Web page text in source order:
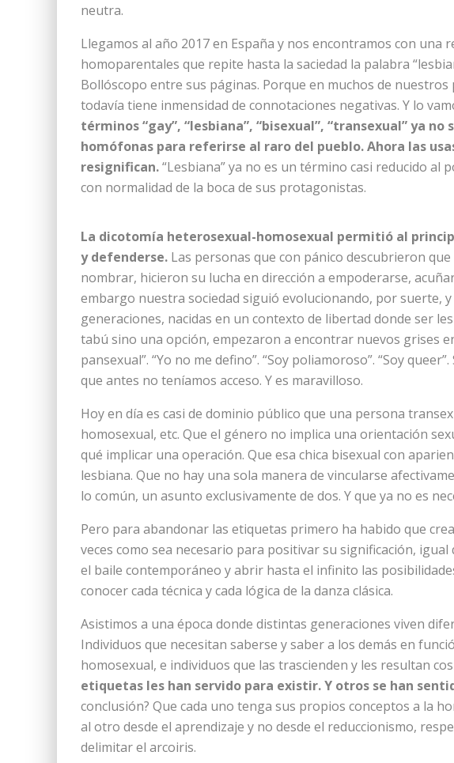
neutra.
Llegamos al año 2017 en España y nos encontramos con una
homoparentales que repite hasta la saciedad la palabra
Bollóscopo entre sus páginas. Porque en muchos de nuestros
todavía tiene inmensidad de connotaciones negativas. Y lo
términos “gay”, “lesbiana”, “bisexual”, “transexual” ya
homófonas para referirse al raro del pueblo. Ahora las
resignifican.“Lesbiana” ya no es un término casi reducido al
con normalidad de la boca de sus protagonistas.
La dicotomía heterosexual-homosexual permitió al
y defenderse. Las personas que con pánico descubrieron
nombrar, hicieron su lucha en dirección a empoderarse,
embargo nuestra sociedad siguió evolucionando, por suerte,
generaciones, nacidas en un contexto de libertad donde ser
tabú sino una opción, empezaron a encontrar nuevos grises
pansexual”. “Yo no me defino”. “Soy poliamoroso”. “Soy
que antes no teníamos acceso. Y es maravilloso.
Hoy en día es casi de dominio público que una persona
homosexual, etc. Que el género no implica una orientación
qué implicar una operación. Que esa chica bisexual con
lesbiana. Que no hay una sola manera de vincularse
lo común, un asunto exclusivamente de dos. Y que ya no es
Pero para abandonar las etiquetas primero ha habido que
veces como sea necesario para positivar su significación,
el baile contemporáneo y abrir hasta el infinito las
conocer cada técnica y cada lógica de la danza clásica.
Asistimos a una época donde distintas generaciones viven
Individuos que necesitan saberse y saber a los demás en
homosexual, e individuos que las trascienden y les resultan
etiquetas les han servido para existir. Y otros se han
conclusión? Que cada uno tenga sus propios conceptos a la
al otro desde el aprendizaje y no desde el reduccionismo,
delimitar el arcoiris.